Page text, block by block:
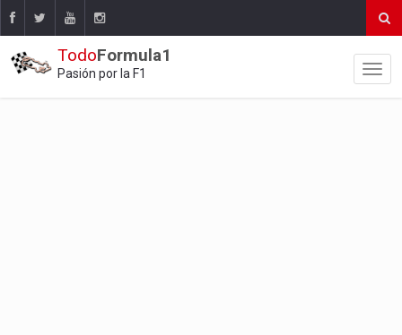
TodoFormula1
Pasión por la F1